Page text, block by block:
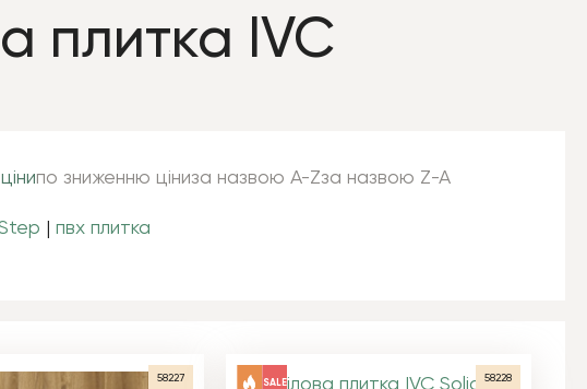
плитка IVC
по зниженню ціниза назвою A-Zза назвою Z-A
пвх плитка
58227 SALE 58228